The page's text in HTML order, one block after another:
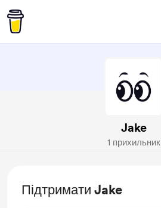
Jake
1 прихильник
Підтримати Jake